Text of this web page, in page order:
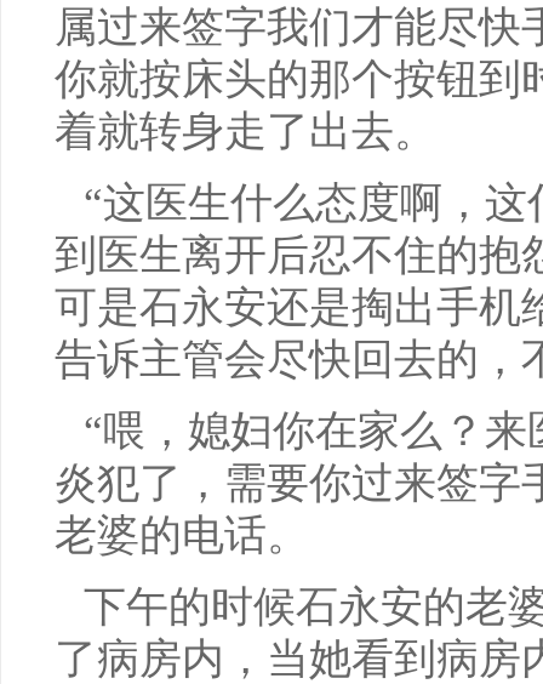
属过来签字我们才能尽
你就按床头的那个按钮到
着就转身走了出去。
“这医生什么态度啊，
到医生离开后忍不住的抱
可是石永安还是掏出手机
告诉主管会尽快回去的，
“喂，媳妇你在家么？
炎犯了，需要你过来签字
老婆的电话。
下午的时候石永安的老
了病房内，当她看到病房